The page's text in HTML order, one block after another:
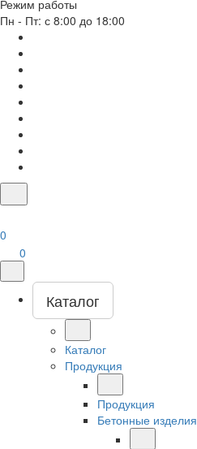
Режим работы
Пн - Пт: с 8:00 до 18:00
0
0
Каталог
Каталог
Продукция
Продукция
Бетонные изделия